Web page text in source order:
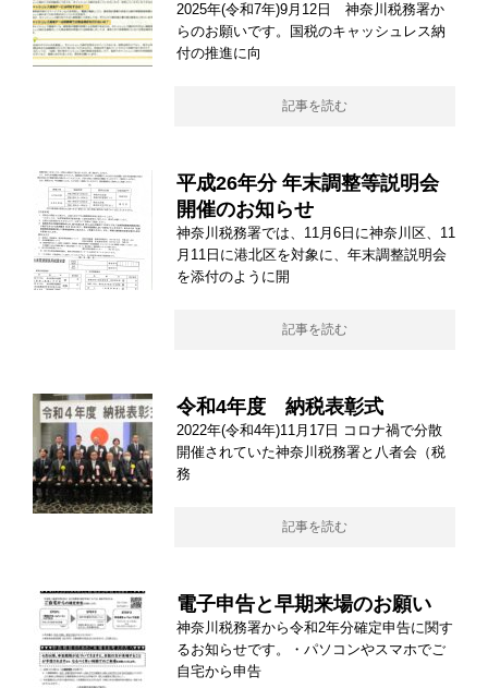
2025年(令和7年)9月12日 神奈川税務署か
らのお願いです。国税のキャッシュレス納
付の推進に向
記事を読む
平成26年分 年末調整等説明会
開催のお知らせ
神奈川税務署では、11月6日に神奈川区、11
月11日に港北区を対象に、年末調整説明会
を添付のように開
記事を読む
令和4年度 納税表彰式
2022年(令和4年)11月17日 コロナ禍で分散
開催されていた神奈川税務署と八者会（税
務
記事を読む
電子申告と早期来場のお願い
神奈川税務署から令和2年分確定申告に関す
るお知らせです。・パソコンやスマホでご
自宅から申告